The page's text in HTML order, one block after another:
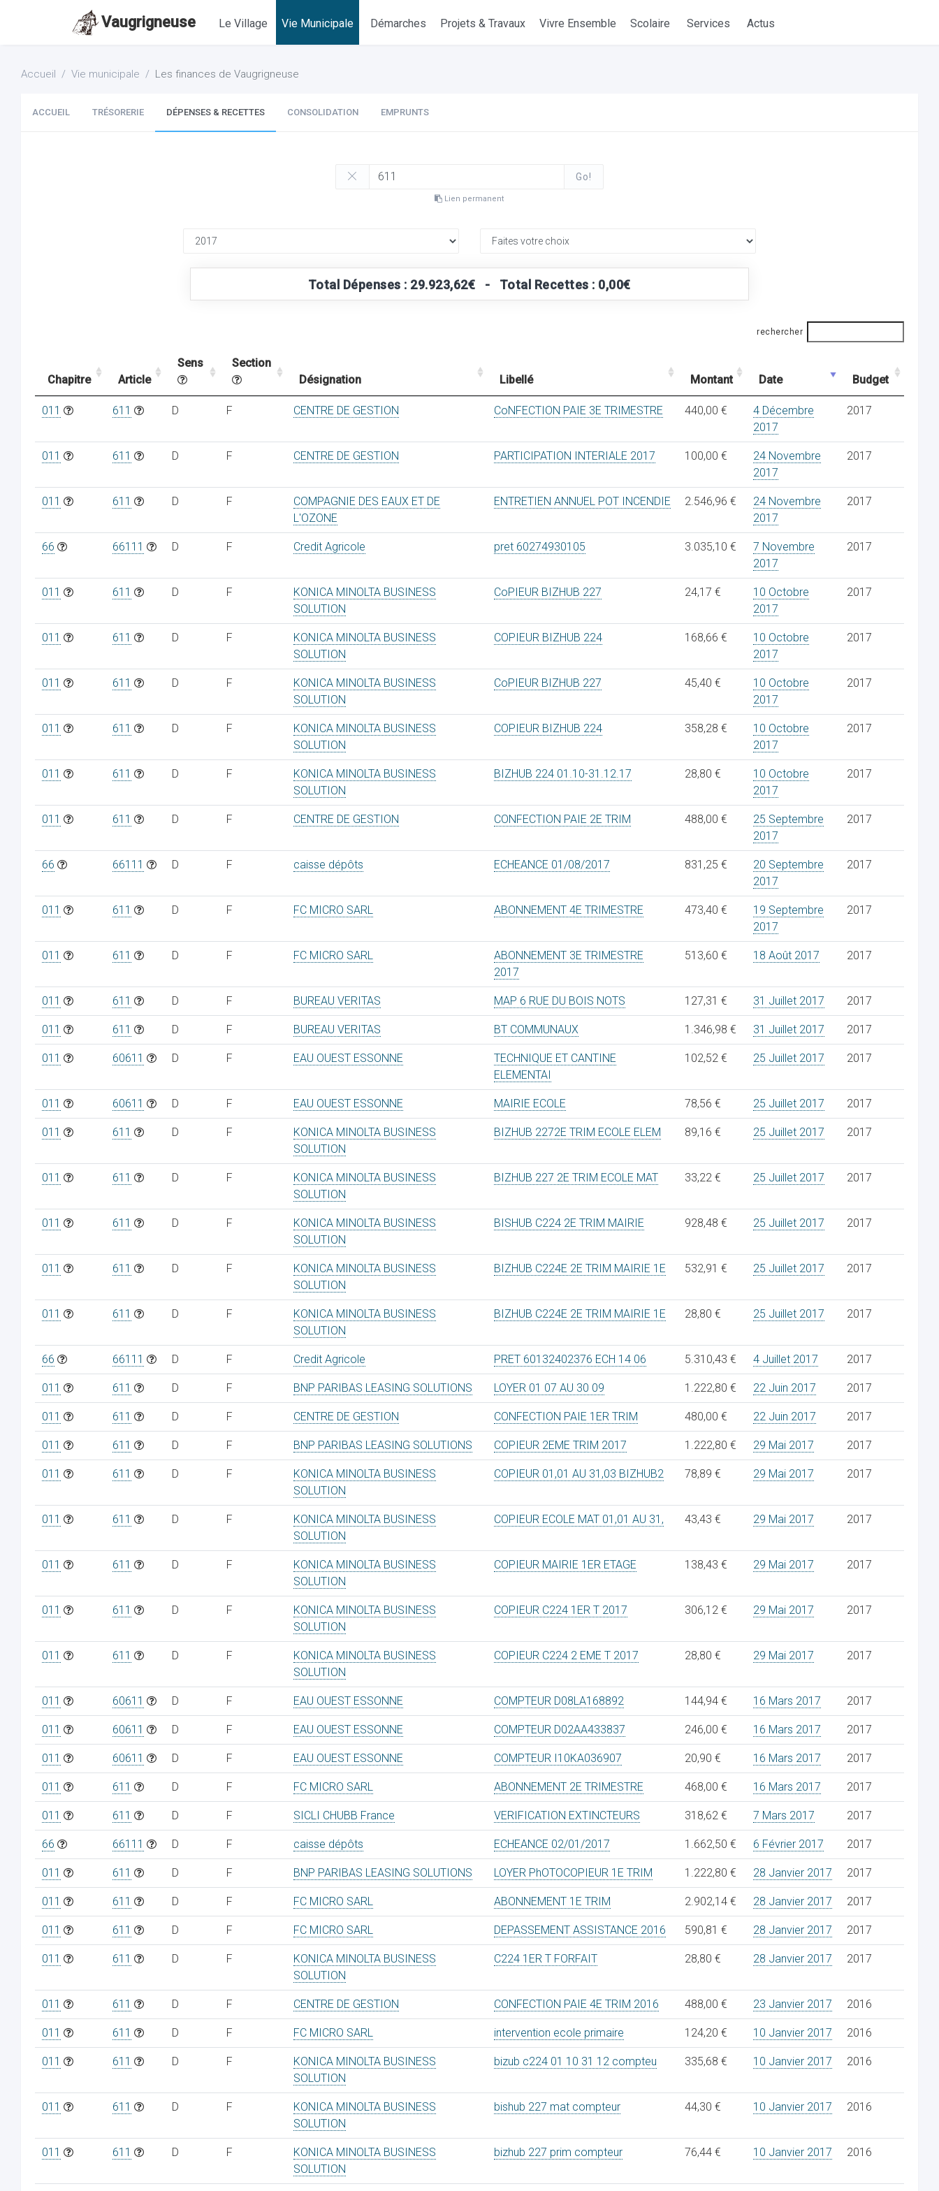
Vaugrigneuse Le Village Vie Municipale Démarches Projets & Travaux Vivre Ensemble Scolaire Services Actus
Accueil Vie municipale Les finances de Vaugrigneuse
ACCUEIL TRÉSORERIE DÉPENSES & RECETTES CONSOLIDATION EMPRUNTS
Go!
Lien permanent
Total Dépenses : 29.923,62€ - Total Recettes : 0,00€
rechercher
Chapitre Article
Sens
Section
Désignation
Libellé Montant Date Budget
011 611 D F CENTRE DE GESTION CoNFECTION PAIE 3E TRIMESTRE 440,00 €
4 Décembre
2017
2017
011 611 D F CENTRE DE GESTION PARTICIPATION INTERIALE 2017 100,00 €
24 Novembre
2017
2017
011 611 D F
COMPAGNIE DES EAUX ET DE
L'OZONE
ENTRETIEN ANNUEL POT INCENDIE 2.546,96 €
24 Novembre
2017
2017
66 66111 D F Credit Agricole pret 60274930105 3.035,10 €
7 Novembre
2017
2017
011 611 D F
KONICA MINOLTA BUSINESS
SOLUTION
CoPIEUR BIZHUB 227 24,17 €
10 Octobre
2017
2017
011 611 D F
KONICA MINOLTA BUSINESS
SOLUTION
COPIEUR BIZHUB 224 168,66 €
10 Octobre
2017
2017
011 611 D F
KONICA MINOLTA BUSINESS
SOLUTION
CoPIEUR BIZHUB 227 45,40 €
10 Octobre
2017
2017
011 611 D F
KONICA MINOLTA BUSINESS
SOLUTION
COPIEUR BIZHUB 224 358,28 €
10 Octobre
2017
2017
011 611 D F
KONICA MINOLTA BUSINESS
SOLUTION
BIZHUB 224 01.10-31.12.17 28,80 €
10 Octobre
2017
2017
011 611 D F CENTRE DE GESTION CONFECTION PAIE 2E TRIM 488,00 €
25 Septembre
2017
2017
66 66111 D F caisse dépôts ECHEANCE 01/08/2017 831,25 €
20 Septembre
2017
2017
011 611 D F FC MICRO SARL ABONNEMENT 4E TRIMESTRE 473,40 €
19 Septembre
2017
2017
011 611 D F FC MICRO SARL
ABONNEMENT 3E TRIMESTRE
2017
513,60 € 18 Août 2017 2017
011 611 D F BUREAU VERITAS MAP 6 RUE DU BOIS NOTS 127,31 € 31 Juillet 2017 2017
011 611 D F BUREAU VERITAS BT COMMUNAUX 1.346,98 € 31 Juillet 2017 2017
011 60611 D F EAU OUEST ESSONNE
TECHNIQUE ET CANTINE
ELEMENTAI
102,52 € 25 Juillet 2017 2017
011 60611 D F EAU OUEST ESSONNE MAIRIE ECOLE 78,56 € 25 Juillet 2017 2017
011 611 D F
KONICA MINOLTA BUSINESS
SOLUTION
BIZHUB 2272E TRIM ECOLE ELEM 89,16 € 25 Juillet 2017 2017
011 611 D F
KONICA MINOLTA BUSINESS
SOLUTION
BIZHUB 227 2E TRIM ECOLE MAT 33,22 € 25 Juillet 2017 2017
011 611 D F
KONICA MINOLTA BUSINESS
SOLUTION
BISHUB C224 2E TRIM MAIRIE 928,48 € 25 Juillet 2017 2017
011 611 D F
KONICA MINOLTA BUSINESS
SOLUTION
BIZHUB C224E 2E TRIM MAIRIE 1E 532,91 € 25 Juillet 2017 2017
011 611 D F
KONICA MINOLTA BUSINESS
SOLUTION
BIZHUB C224E 2E TRIM MAIRIE 1E 28,80 € 25 Juillet 2017 2017
66 66111 D F Credit Agricole PRET 60132402376 ECH 14 06 5.310,43 € 4 Juillet 2017 2017
011 611 D F BNP PARIBAS LEASING SOLUTIONS LOYER 01 07 AU 30 09 1.222,80 € 22 Juin 2017 2017
011 611 D F CENTRE DE GESTION CONFECTION PAIE 1ER TRIM 480,00 € 22 Juin 2017 2017
011 611 D F BNP PARIBAS LEASING SOLUTIONS COPIEUR 2EME TRIM 2017 1.222,80 € 29 Mai 2017 2017
011 611 D F
KONICA MINOLTA BUSINESS
SOLUTION
COPIEUR 01,01 AU 31,03 BIZHUB2 78,89 € 29 Mai 2017 2017
011 611 D F
KONICA MINOLTA BUSINESS
SOLUTION
COPIEUR ECOLE MAT 01,01 AU 31, 43,43 € 29 Mai 2017 2017
011 611 D F
KONICA MINOLTA BUSINESS
SOLUTION
COPIEUR MAIRIE 1ER ETAGE 138,43 € 29 Mai 2017 2017
011 611 D F
KONICA MINOLTA BUSINESS
SOLUTION
COPIEUR C224 1ER T 2017 306,12 € 29 Mai 2017 2017
011 611 D F
KONICA MINOLTA BUSINESS
SOLUTION
COPIEUR C224 2 EME T 2017 28,80 € 29 Mai 2017 2017
011 60611 D F EAU OUEST ESSONNE COMPTEUR D08LA168892 144,94 € 16 Mars 2017 2017
011 60611 D F EAU OUEST ESSONNE COMPTEUR D02AA433837 246,00 € 16 Mars 2017 2017
011 60611 D F EAU OUEST ESSONNE COMPTEUR I10KA036907 20,90 € 16 Mars 2017 2017
011 611 D F FC MICRO SARL ABONNEMENT 2E TRIMESTRE 468,00 € 16 Mars 2017 2017
011 611 D F SICLI CHUBB France VERIFICATION EXTINCTEURS 318,62 € 7 Mars 2017 2017
66 66111 D F caisse dépôts ECHEANCE 02/01/2017 1.662,50 € 6 Février 2017 2017
011 611 D F BNP PARIBAS LEASING SOLUTIONS LOYER PhOTOCOPIEUR 1E TRIM 1.222,80 € 28 Janvier 2017 2017
011 611 D F FC MICRO SARL ABONNEMENT 1E TRIM 2.902,14 € 28 Janvier 2017 2017
011 611 D F FC MICRO SARL DEPASSEMENT ASSISTANCE 2016 590,81 € 28 Janvier 2017 2017
011 611 D F
KONICA MINOLTA BUSINESS
SOLUTION
C224 1ER T FORFAIT 28,80 € 28 Janvier 2017 2017
011 611 D F CENTRE DE GESTION CONFECTION PAIE 4E TRIM 2016 488,00 € 23 Janvier 2017 2016
011 611 D F FC MICRO SARL intervention ecole primaire 124,20 € 10 Janvier 2017 2016
011 611 D F
KONICA MINOLTA BUSINESS
SOLUTION
bizub c224 01 10 31 12 compteu 335,68 € 10 Janvier 2017 2016
011 611 D F
KONICA MINOLTA BUSINESS
SOLUTION
bishub 227 mat compteur 44,30 € 10 Janvier 2017 2016
011 611 D F
KONICA MINOLTA BUSINESS
SOLUTION
bizhub 227 prim compteur 76,44 € 10 Janvier 2017 2016